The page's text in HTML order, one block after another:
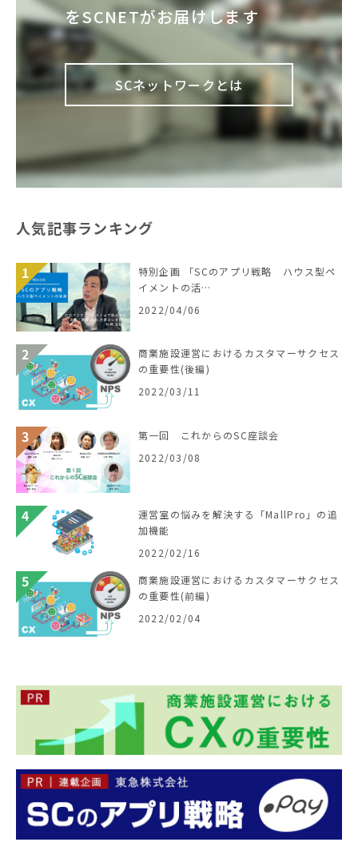
をSCNETがお届けします
SCネットワークとは
人気記事ランキング
特別企画 「SCのアプリ戦略 ハウス型ペ
イメントの活…
2022/04/06
商業施設運営におけるカスタマーサクセス
の重要性(後編)
2022/03/11
第一回 これからのSC座談会
2022/03/08
運営室の悩みを解決する「MallPro」の追
加機能
2022/02/16
商業施設運営におけるカスタマーサクセス
の重要性(前編)
2022/02/04